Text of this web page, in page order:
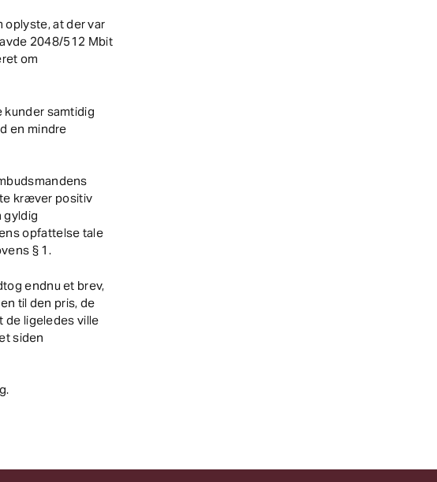
at der var
2048/512 Mbit
om
samtidig
en mindre
kræver positiv
gyldig
opfattelse tale
§ 1.
endnu et brev,
til den pris, de
de ligeledes ville
siden